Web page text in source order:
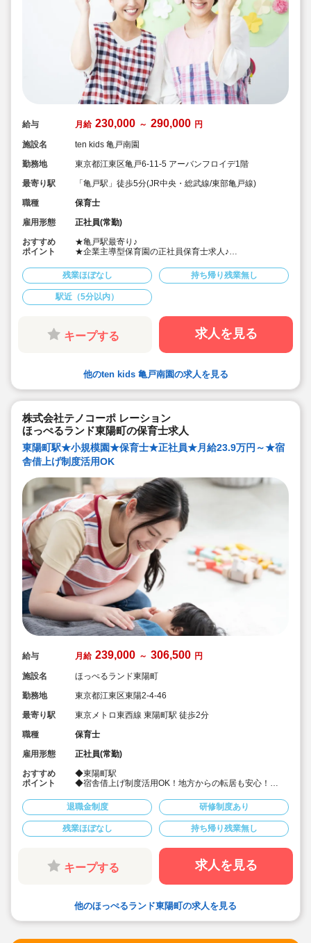
給与 月給 230,000 ～ 290,000 円
施設名
ten kids 亀戸南園
勤務地
東京都江東区亀戸6-11-5 アーバンフロイデ1階
最寄り駅
「亀戸駅」徒歩5分(JR中央・総武線/東部亀戸線)
職種
保育士
雇用形態
正社員(常勤)
おすすめ
ポイント
★亀戸駅最寄り♪
★企業主導型保育園の正社員保育士求人♪
てます♪
★月給23万～、賞与実績2.0ヶ月！
★「子供ファースト」という考えのもと保育士全体で協
力し保育を行ってます♪
残業ほぼなし 持ち帰り残業無し
駅近（5分以内）
キープする 求人を見る
他のten kids 亀戸南園の求人を見る
株式会社テノコーポ レーション
ほっぺるランド東陽町の保育士求人
東陽町駅★小規模園★保育士★正社員★月給23.9万円～★宿
舎借上げ制度活用OK
給与 月給 239,000 ～ 306,500 円
施設名
ほっぺるランド東陽町
勤務地
東京都江東区東陽2-4-46
最寄り駅
東京メトロ東西線 東陽町駅 徒歩2分
職種
保育士
雇用形態
正社員(常勤)
おすすめ
ポイント
◆東陽町駅
◆宿舎借上げ制度活用OK！地方からの転居も安心！
◆年間休日は117日。有給休暇の消化率は全体で87％で
す
◆時短勤務制度や取得実績のある育児休業をはじめとし
た、ご家庭をお持ちの方や子育て中の方も働きやすい職
◆園児たちの楽しい毎日と、ご両親の「仕事」と「育
児」の両立を支援しています！
退職金制度 研修制度あり
残業ほぼなし 持ち帰り残業無し
キープする 求人を見る
他のほっぺるランド東陽町の求人を見る